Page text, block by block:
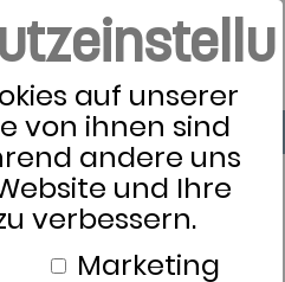
auf unserer
von ihnen sind
andere uns
und Ihre
verbessern.
Marketing